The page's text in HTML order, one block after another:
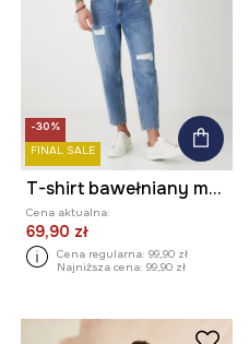
-30%
FINAL SALE
T-shirt bawełniany męski Shelby kolor beżowy
Cena aktualna:
69,90 zł
Cena regularna: 99,90 zł
Najniższa cena: 99,90 zł